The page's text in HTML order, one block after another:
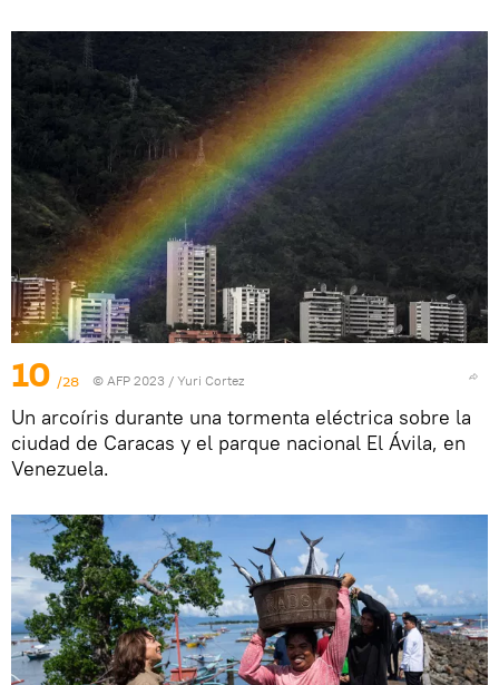
10 /28 © AFP 2023 / Yuri Cortez
Un arcoíris durante una tormenta eléctrica sobre la
ciudad de Caracas y el parque nacional El Ávila, en
Venezuela.